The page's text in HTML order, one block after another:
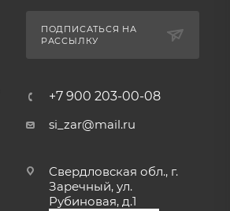
ПОДПИСАТЬСЯ НА
РАССЫЛКУ
+7 900 203-00-08
si_zar@mail.ru
Свердловская обл., г.
Заречный, ул.
Рубиновая, д.1